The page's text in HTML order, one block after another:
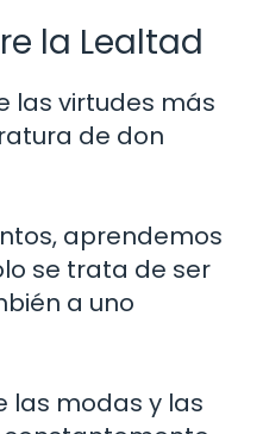
la Lealtad
las virtudes más
de don
aprendemos
se trata de ser
a uno
las modas y las